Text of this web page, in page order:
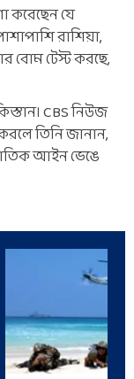
করেছেন যে
রাশিয়া,
বোম টেস্ট করছে,
CBS নিউজ
তিনি জানান,
আইন ভেঙে